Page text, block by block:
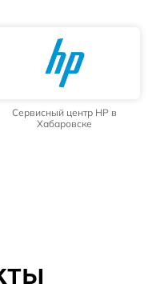
Сервисный центр HP в
Хабаровске